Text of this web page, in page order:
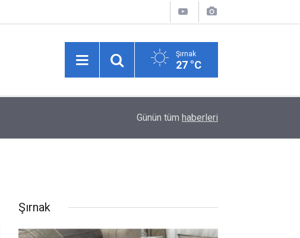
Şırnak
27 °C
Sulama kanalına giren genç hayatını kaybetti
Günün tüm haberleri
Şırnak